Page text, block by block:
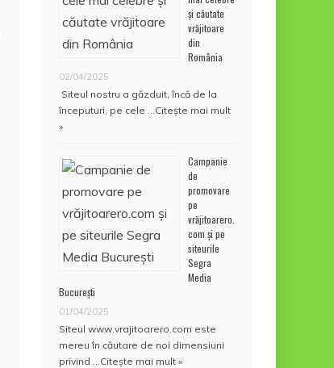
și căutate
vrăjitoare
din
România
02/04/2025
Siteul nostru a găzduit, încă de la
începuturi, pe cele … Citește mai mult
»
Campanie
de
promovare
pe
vrăjitoarero.
com și pe
siteurile
Segra
Media
București
01/04/2025
Siteul www.vrajitoarero.com este
mereu în căutare de noi dimensiuni
privind … Citește mai mult »